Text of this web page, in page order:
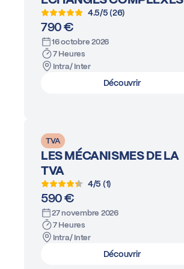
4.5/5 (26)
790 €
16 octobre 2026
7 Heures
Intra/ Inter
Découvrir
TVA
LES MÉCANISMES DE LA
TVA
4/5 (1)
590 €
27 novembre 2026
7 Heures
Intra/ Inter
Découvrir